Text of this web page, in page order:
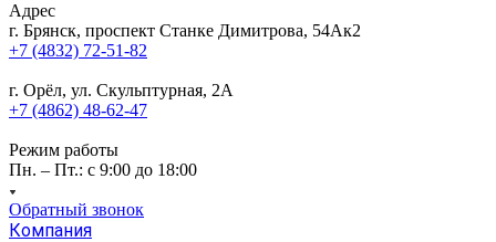
Адрес
г. Брянск, проспект Станке Димитрова, 54Ак2
+7 (4832) 72-51-82
г. Орёл, ул. Скульптурная, 2А
+7 (4862) 48-62-47
Режим работы
Пн. – Пт.: с 9:00 до 18:00
Обратный звонок
Компания